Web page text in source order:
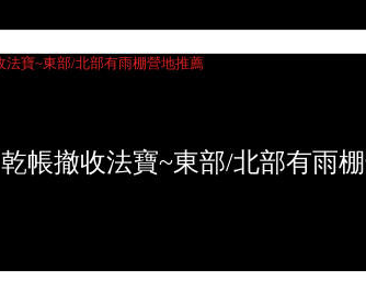
乾帳撤收法寶~東部/北部有雨